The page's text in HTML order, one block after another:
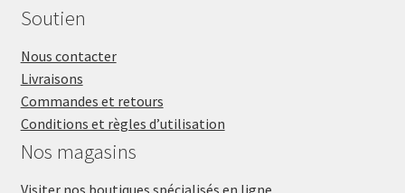
Soutien
Nous contacter
Livraisons
Commandes et retours
Conditions et règles d’utilisation
Nos magasins